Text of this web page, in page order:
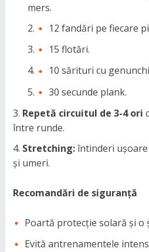
mers.
12 fandări pe fiecare
15 flotări.
10 sărituri cu
30 secunde plank.
Repetă circuitul de 3-4 ori
între runde.
Stretching:întinderi ușoare
și umeri.
Recomandări de siguranță
Poartă protecție solară și o
Evită antrenamentele